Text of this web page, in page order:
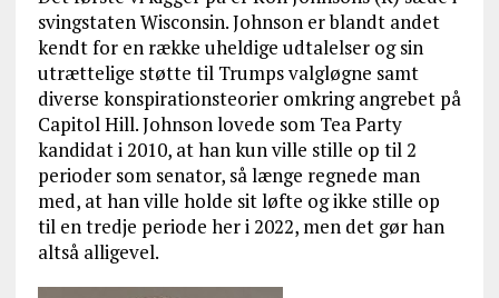
svingstaten Wisconsin. Johnson er blandt andet
kendt for en række uheldige udtalelser og sin
utrættelige støtte til Trumps valgløgne samt
diverse konspirationsteorier omkring angrebet på
Capitol Hill. Johnson lovede som Tea Party
kandidat i 2010, at han kun ville stille op til 2
perioder som senator, så længe regnede man
med, at han ville holde sit løfte og ikke stille op
til en tredje periode her i 2022, men det gør han
altså alligevel.